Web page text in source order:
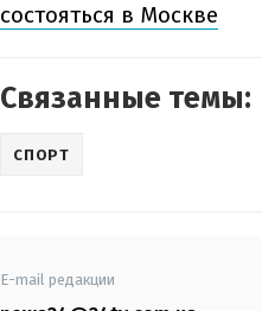
состояться в Москве
Связанные темы:
СПОРТ
E-mail редакции